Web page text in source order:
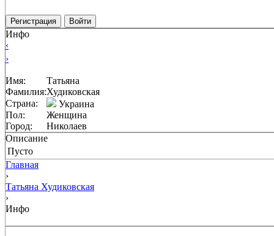
Регистрация Войти
Инфо
‹
›
Имя:
Татьяна
Фамилия:Худиковская
Страна:
Украина
Пол:
Женщина
Город:
Николаев
Описание
Пусто
Главная
›
Татьяна Худиковская
›
Инфо